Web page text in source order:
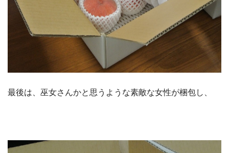
最後は、巫女さんかと思うような素敵な女性が梱包し、